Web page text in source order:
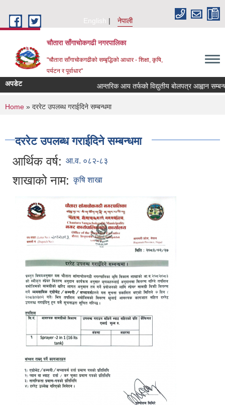
English
नेपाली
चौतारा साँगाचोकगढी नगरपालिका
"चौतारा साँगाचोकगढीको सम्बृद्धिको आधार - शिक्षा, कृषि,
पर्यटन र पूर्वाधार"
अपडेट आन्तरिक आय तर्फको विद्युतीय बोलपत्र आह्वान सम्बन्धी
You are here
Home » दररेट उपलब्ध गराईदिने सम्बन्धमा
दररेट उपलब्ध गराईदिने सम्बन्धमा
आर्थिक वर्ष: आ.व. ०८२-८३
शाखाको नाम: कृषि शाखा